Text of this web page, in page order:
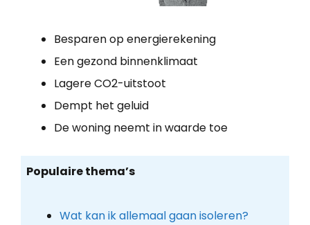
Besparen op energierekening
Een gezond binnenklimaat
Lagere CO2-uitstoot
Dempt het geluid
De woning neemt in waarde toe
Populaire thema’s
Wat kan ik allemaal gaan isoleren?